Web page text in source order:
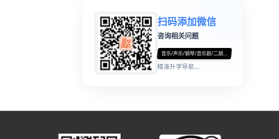
扫码添加微信
咨询相关问题
音乐/声乐/钢琴/音乐剧/二胡...
精准升学导航...